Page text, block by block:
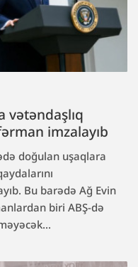
vətəndaşlıq
imzalayıb
doğulan uşaqlara
Bu barədə Ağ Evin
biri ABŞ-də